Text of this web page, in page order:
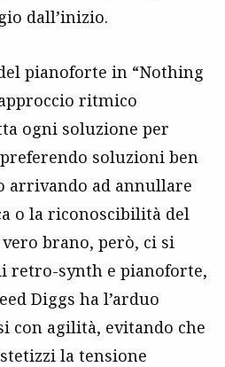
dall’inizio.
pianoforte in “Nothing
ritmico
ogni soluzione per
soluzioni ben
arrivando ad annullare
o la riconoscibilità del
brano, però, ci si
retro-synth e pianoforte,
Diggs ha l’arduo
con agilità, evitando che
la tensione